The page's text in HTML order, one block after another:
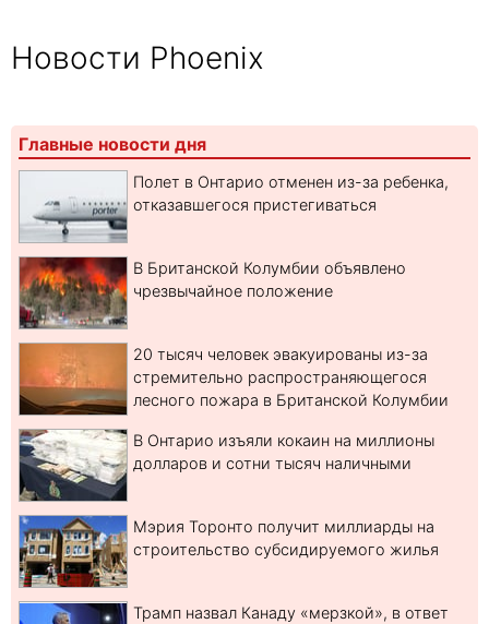
Новости Phoenix
Главные новости дня
Полет в Онтарио отменен из-за ребенка,
отказавшегося пристегиваться
В Британской Колумбии объявлено
чрезвычайное положение
20 тысяч человек эвакуированы из-за
стремительно распространяющегося
лесного пожара в Британской Колумбии
В Онтарио изъяли кокаин на миллионы
долларов и сотни тысяч наличными
Мэрия Торонто получит миллиарды на
строительство субсидируемого жилья
Трамп назвал Канаду «мерзкой», в ответ